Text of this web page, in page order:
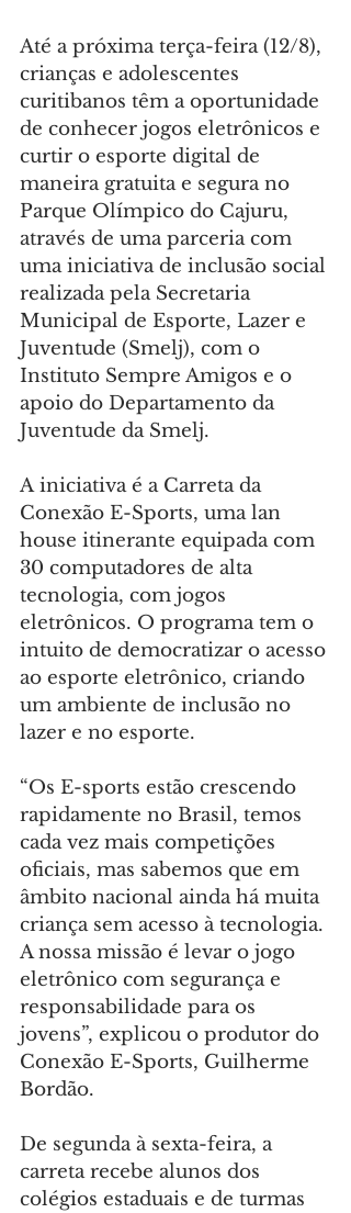
Até a próxima terça-feira (12/8),
crianças e adolescentes
curitibanos têm a oportunidade
de conhecer jogos eletrônicos e
curtir o esporte digital de
maneira gratuita e segura no
Parque Olímpico do Cajuru,
através de uma parceria com
uma iniciativa de inclusão social
realizada pela Secretaria
Municipal de Esporte, Lazer e
Juventude (Smelj), com o
Instituto Sempre Amigos e o
apoio do Departamento da
Juventude da Smelj.
A iniciativa é a Carreta da
Conexão E-Sports, uma lan
house itinerante equipada com
30 computadores de alta
tecnologia, com jogos
eletrônicos. O programa tem o
intuito de democratizar o acesso
ao esporte eletrônico, criando
um ambiente de inclusão no
lazer e no esporte.
“Os E-sports estão crescendo
rapidamente no Brasil, temos
cada vez mais competições
oficiais, mas sabemos que em
âmbito nacional ainda há muita
criança sem acesso à tecnologia.
A nossa missão é levar o jogo
eletrônico com segurança e
responsabilidade para os
jovens”, explicou o produtor do
Conexão E-Sports, Guilherme
Bordão.
De segunda à sexta-feira, a
carreta recebe alunos dos
colégios estaduais e de turmas